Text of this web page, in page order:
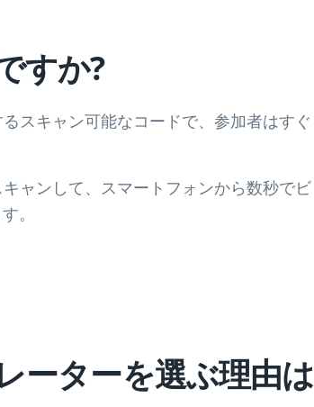
すか?
スキャン可能なコードで、参加者はすぐ
ャンして、スマートフォンから数秒でビ
。
ーターを選ぶ理由は